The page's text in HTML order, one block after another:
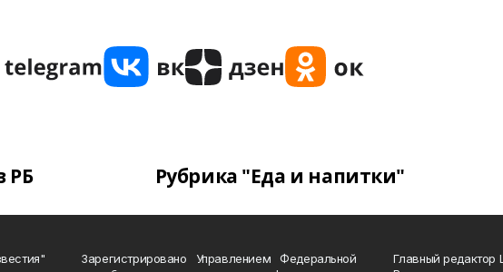
РБ Рубрика "Еда и напитки"
Зарегистрировано Управлением Федеральной
Главный редактор